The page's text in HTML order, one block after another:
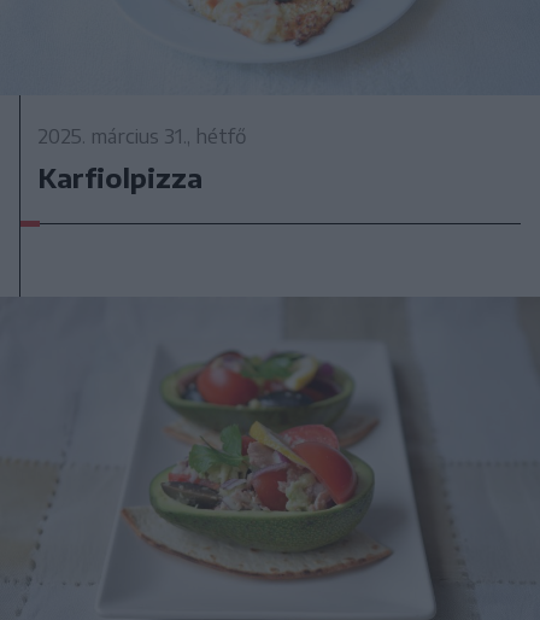
2025. március 31., hétfő
Karfiolpizza